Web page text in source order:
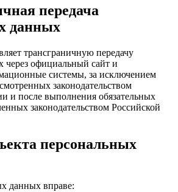
передача
данных
трансграничную передачу
через официальный сайт и
системы, за исключением
законодательством
и после выполнения обязательных
законодательством Российской
персональных
данных вправе: